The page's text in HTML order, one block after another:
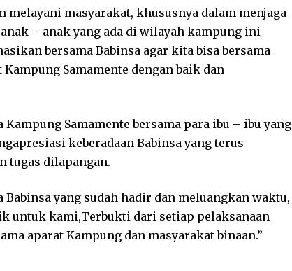
melayani masyarakat, khususnya dalam menjaga
– anak yang ada di wilayah kampung ini
bersama Babinsa agar kita bisa bersama
Samamente dengan baik dan
Kampung Samamente bersama para ibu – ibu yang
keberadaan Babinsa yang terus
tugas dilapangan.
yang sudah hadir dan meluangkan waktu,
untuk kami,Terbukti dari setiap pelaksanaan
aparat Kampung dan masyarakat binaan.”